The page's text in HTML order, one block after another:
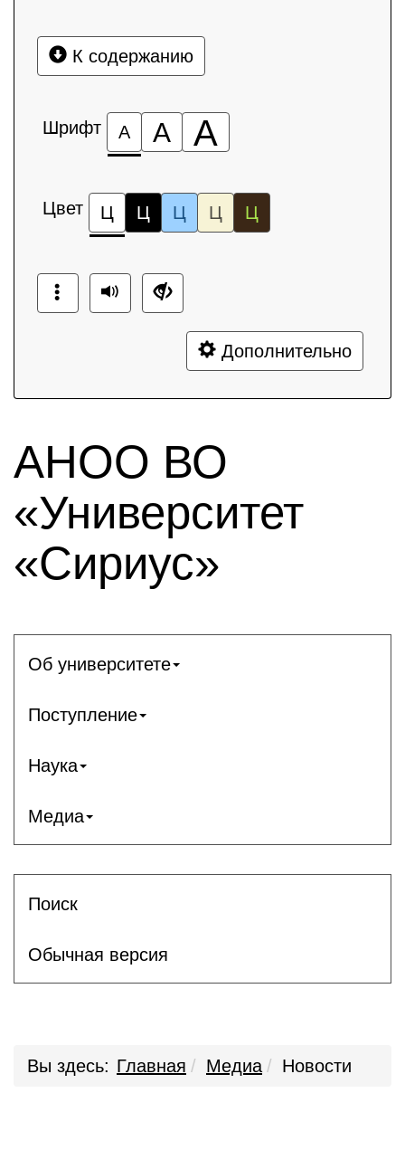
К содержанию
Шрифт А А А
Цвет Ц Ц Ц Ц Ц
Дополнительно
АНОО ВО
«Университет
«Сириус»
Об университете
Поступление
Наука
Медиа
Поиск
Обычная версия
Вы здесь: Главная Медиа Новости